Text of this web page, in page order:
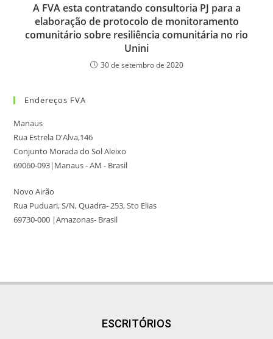
A FVA esta contratando consultoria PJ para a
elaboração de protocolo de monitoramento
comunitário sobre resiliência comunitária no rio
Unini
30 de setembro de 2020
Endereços FVA
Manaus
Rua Estrela D'Alva,146
Conjunto Morada do Sol Aleixo
69060-093|Manaus - AM - Brasil
Novo Airão
Rua Puduari, S/N, Quadra- 253, Sto Elias
69730-000 |Amazonas- Brasil
ESCRITÓRIOS